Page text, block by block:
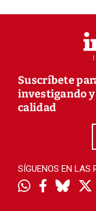
Suscríbete
investigando
calidad
SÍGUENOS EN LAS